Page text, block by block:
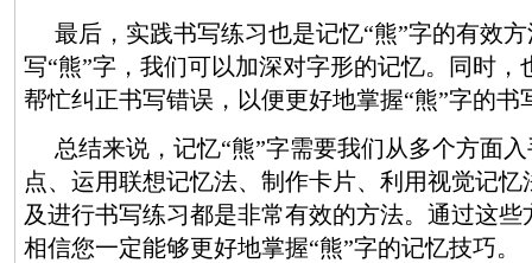
最后，实践书写练习也是记忆“熊”字的有效
写“熊”字，我们可以加深对字形的记忆。同时，
帮忙纠正书写错误，以便更好地掌握“熊”字的书
总结来说，记忆“熊”字需要我们从多个方面
点、运用联想记忆法、制作卡片、利用视觉记
及进行书写练习都是非常有效的方法。通过这
相信您一定能够更好地掌握“熊”字的记忆技巧。